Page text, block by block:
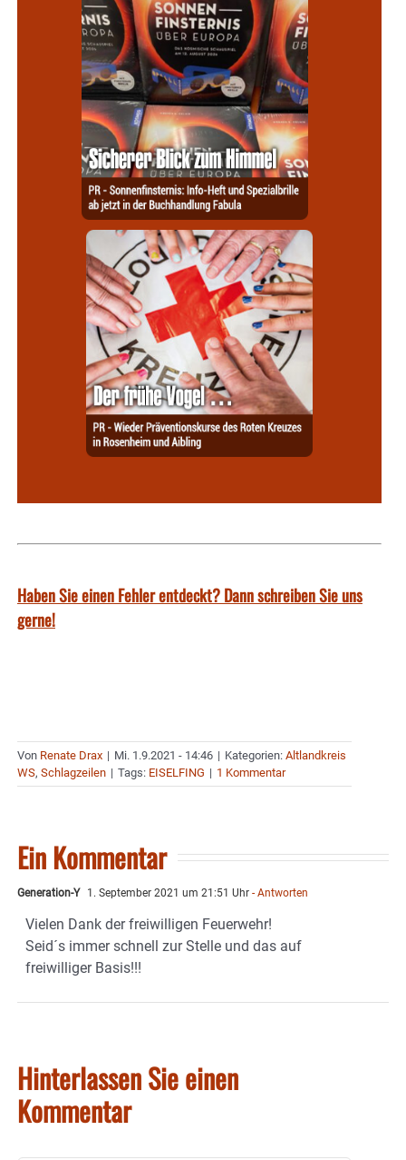
Haben Sie einen Fehler entdeckt? Dann schreiben Sie uns
gerne!
Von Renate Drax | Mi. 1.9.2021 - 14:46 | Kategorien: Altlandkreis
WS, Schlagzeilen | Tags: EISELFING | 1 Kommentar
Ein Kommentar
Generation-Y 1. September 2021 um 21:51 Uhr - Antworten
Vielen Dank der freiwilligen Feuerwehr!
Seid´s immer schnell zur Stelle und das auf
freiwilliger Basis!!!
Hinterlassen Sie einen
Kommentar